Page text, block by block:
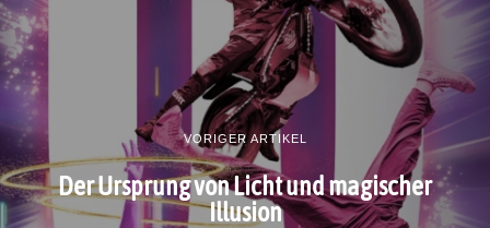
VORIGER ARTIKEL
Der Ursprung von Licht und magischer
Illusion